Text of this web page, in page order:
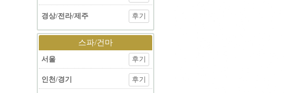
경상/전라/제주 후기
스파/건마
서울 후기
인천/경기 후기